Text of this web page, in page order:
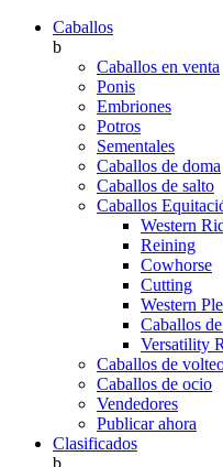
Caballos
b
Caballos en venta
Ponis
Embriones
Potros
Sementales
Caballos de doma
Caballos de salto
Caballos
Western
Reining
Cowhorse
Cutting
Western
Caballos
Versatility
Caballos de
Caballos de ocio
Vendedores
Publicar ahora
Clasificados
b